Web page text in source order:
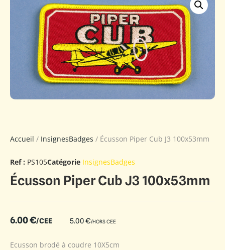
Accueil / InsignesBadges / Écusson Piper Cub J3 100x53mm
Ref : PS105Catégorie InsignesBadges
Écusson Piper Cub J3 100x53mm
6.00€/CEE 5.00€/HORS CEE
Ecusson brodé à coudre 10X5cm